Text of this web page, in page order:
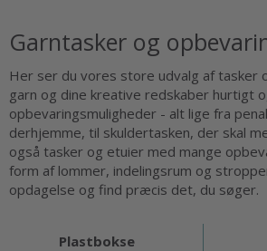
Garntasker og
Her ser du vores store udvalg af tasker
garn og dine kreative redskaber hurtigt
opbevaringsmuligheder - alt lige fra
derhjemme, til skuldertasken, der skal
også tasker og etuier med mange
form af lommer, indelingsrum og
opdagelse og find præcis det, du søger.
Plastbokse